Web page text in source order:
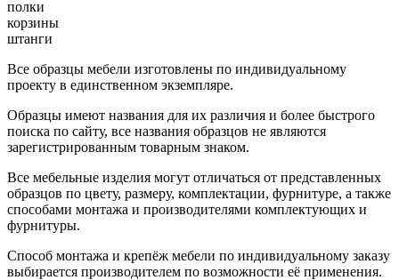
полки
корзины
штанги
Все образцы мебели изготовлены по индивидуальному
проекту в единственном экземпляре.
Образцы имеют названия для их различия и более быстрого
поиска по сайту, все названия образцов не являются
зарегистрированным товарным знаком.
Все мебельные изделия могут отличаться от представленных
образцов по цвету, размеру, комплектации, фурнитуре, а также
способами монтажа и производителями комплектующих и
фурнитуры.
Способ монтажа и крепёж мебели по индивидуальному заказу
выбирается производителем по возможности её применения.